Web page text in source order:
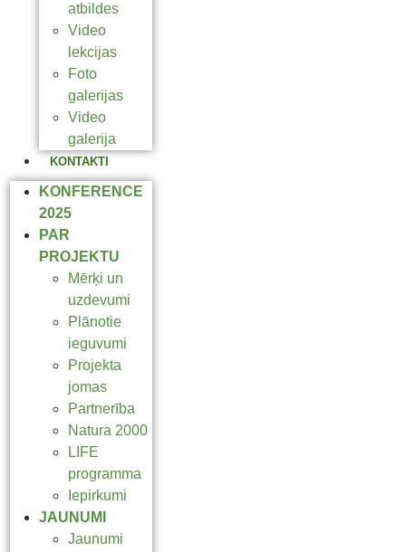
atbildes
Video
lekcijas
Foto
galerijas
Video
galerija
KONTAKTI
KONFERENCE
2025
PAR
PROJEKTU
Mērķi un
uzdevumi
Plānotie
ieguvumi
Projekta
jomas
Partnerība
Natura 2000
LIFE
programma
Iepirkumi
JAUNUMI
Jaunumi